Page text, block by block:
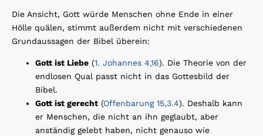
Die Ansicht, Gott würde Menschen ohne Ende in einer
Hölle quälen, stimmt außerdem nicht mit verschiedenen
Grundaussagen der Bibel überein:
Gott ist Liebe (1. Johannes 4,16). Die Theorie von der
endlosen Qual passt nicht in das Gottesbild der
Bibel.
Gott ist gerecht (Offenbarung 15,3.4). Deshalb kann
er Menschen, die nicht an ihn geglaubt, aber
anständig gelebt haben, nicht genauso wie